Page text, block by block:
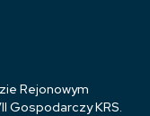
Rejonowym
Gospodarczy KRS.